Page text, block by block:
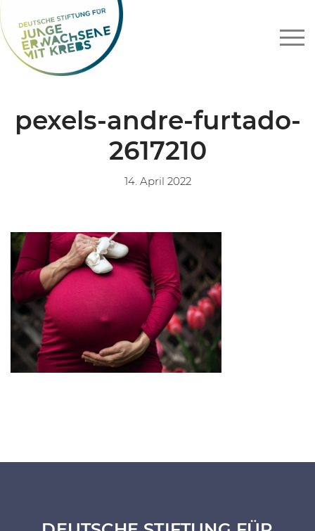
Zum
Inhalt
springen
pexels-andre-furtado-
2617210
14. April 2022